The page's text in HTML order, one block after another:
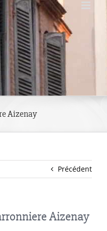
Aizenay
Précédent
Aizenay